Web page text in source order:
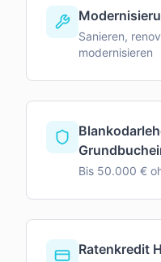
Sanieren,
modernisieren
Bis 50.000 €
Ratenkredit